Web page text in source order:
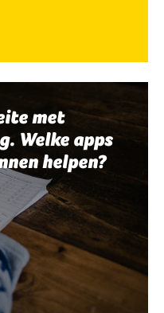
met
Welke apps
helpen?